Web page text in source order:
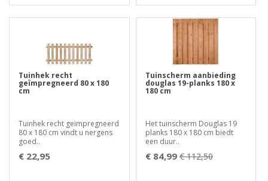
Tuinhek recht
geïmpregneerd 80 x 180
cm
Tuinhek recht geïmpregneerd
80 x 180 cm vindt u nergens
goed..
€ 22,95
Tuinscherm aanbieding
douglas 19-planks 180 x
180 cm
Het tuinscherm Douglas 19
planks 180 x 180 cm biedt
een duur..
€ 84,99 € 112,50